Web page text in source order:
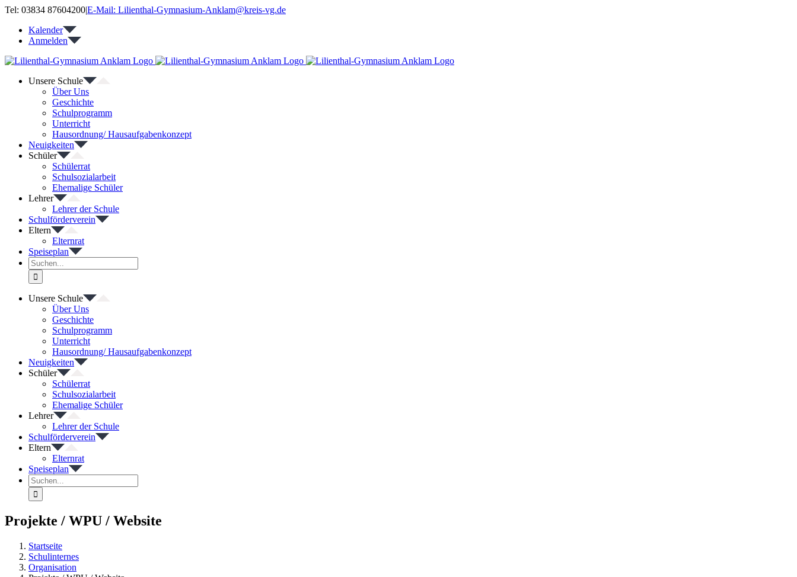
Zum
springen
Tel: 03834 87604200|E-Mail: Lilienthal-Gymnasium-Anklam@kreis-vg.de
Kalender
Anmelden
Unsere Schule
Über Uns
Geschichte
Schulprogramm
Unterricht
Hausordnung/ Hausaufgabenkonzept
Neuigkeiten
Schüler
Schülerrat
Schulsozialarbeit
Ehemalige Schüler
Lehrer
Lehrer der Schule
Schulförderverein
Eltern
Elternrat
Speiseplan
Suche
nach:
Unsere Schule
Über Uns
Geschichte
Schulprogramm
Unterricht
Hausordnung/ Hausaufgabenkonzept
Neuigkeiten
Schüler
Schülerrat
Schulsozialarbeit
Ehemalige Schüler
Lehrer
Lehrer der Schule
Schulförderverein
Eltern
Elternrat
Speiseplan
Suche
nach:
Projekte / WPU / Website
Startseite
Schulinternes
Organisation